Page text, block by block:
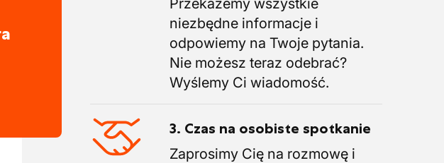
Przekażemy wszystkie
niezbędne informacje i
odpowiemy na Twoje pytania.
Nie możesz teraz odebrać?
Wyślemy Ci wiadomość.
3. Czas na osobiste spotkanie
Zaprosimy Cię na rozmowę i